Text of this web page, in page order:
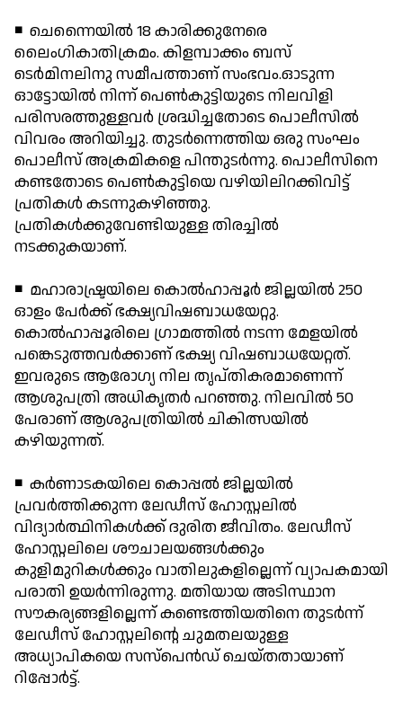
◾ ചെന്നൈയില്‍ 18 കാരിക്കുനേരെ
ലൈംഗികാതിക്രമം. കിളമ്പാക്കം ബസ്
ടെര്‍മിനലിനു സമീപത്താണ് സംഭവം.ഓടുന്ന
ഓട്ടോയില്‍ നിന്ന് പെണ്‍കുട്ടിയുടെ നിലവിളി
പരിസരത്തുള്ളവര്‍ ശ്രദ്ധിച്ചതോടെ പൊലീസില്‍
വിവരം അറിയിച്ചു. തുടര്‍ന്നെത്തിയ ഒരു സംഘം
പൊലീസ് അക്രമികളെ പിന്തുടര്‍ന്നു. പൊലീസിനെ
കണ്ടതോടെ പെണ്‍കുട്ടിയെ വഴിയിലിറക്കിവിട്ട്
പ്രതികള്‍ കടന്നുകഴിഞ്ഞു.
പ്രതികള്‍ക്കുവേണ്ടിയുള്ള തിരച്ചില്‍
നടക്കുകയാണ്.
◾ മഹാരാഷ്ട്രയിലെ കൊല്‍ഹാപ്പൂര്‍ ജില്ലയില്‍ 250
ഓളം പേര്‍ക്ക് ഭക്ഷ്യവിഷബാധയേറ്റു.
കൊല്‍ഹാപ്പൂരിലെ ഗ്രാമത്തില്‍ നടന്ന മേളയില്‍
പങ്കെടുത്തവര്‍ക്കാണ് ഭക്ഷ്യ വിഷബാധയേറ്റത്.
ഇവരുടെ ആരോഗ്യ നില തൃപ്തികരമാണെന്ന്
ആശുപത്രി അധികൃതര്‍ പറഞ്ഞു. നിലവില്‍ 50
പേരാണ് ആശുപത്രിയില്‍ ചികിത്സയില്‍
കഴിയുന്നത്.
◾ കര്‍ണാടകയിലെ കൊപ്പല്‍ ജില്ലയില്‍
പ്രവര്‍ത്തിക്കുന്ന ലേഡീസ് ഹോസ്റ്റലില്‍
വിദ്യാര്‍ത്ഥിനികള്‍ക്ക് ദുരിത ജീവിതം. ലേഡീസ്
ഹോസ്റ്റലിലെ ശൗചാലയങ്ങള്‍ക്കും
കുളിമുറികള്‍ക്കും വാതിലുകളില്ലെന്ന് വ്യാപകമായി
പരാതി ഉയര്‍ന്നിരുന്നു. മതിയായ അടിസ്ഥാന
സൗകര്യങ്ങളില്ലെന്ന് കണ്ടെത്തിയതിനെ തുടര്‍ന്ന്
ലേഡീസ് ഹോസ്റ്റലിന്റെ ചുമതലയുള്ള
അധ്യാപികയെ സസ്പെന്‍ഡ് ചെയ്തതായാണ്
റിപ്പോര്‍ട്ട്.